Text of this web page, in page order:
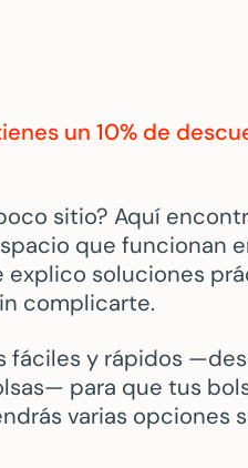
un 10% de
sitio? Aquí
que funcionan
explico soluciones
complicarte.
fáciles y rápidos
para que tus
varias opciones